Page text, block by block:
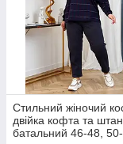
Стильний жіночий
двійка кофта та
батальний 46-48, 50-